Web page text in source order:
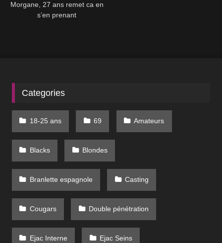
Morgane, 27 ans remet ca en
s’en prenant
Categories
18-25 ans 69 Amateurs
Blacks Blondes
Branlette espagnole Casting
Cougars Double pénétration
Ejac Interne Ejac Seins